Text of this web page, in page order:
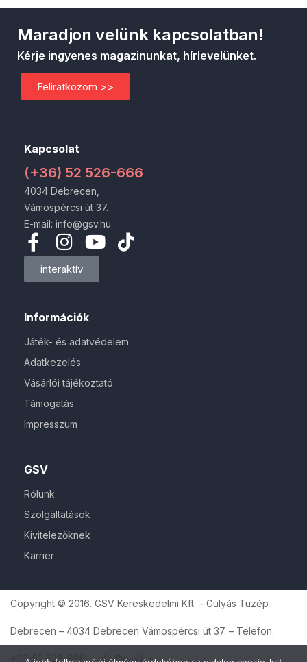
GSV
Rólunk
Szolgáltatások
Kivitelezőknek
Karrier
Információk
Játék- és adatvédelem
Adatkezelés
Vásárlói tájékoztató
Támogatás
Impresszum
Kapcsolat
(+36) 52 526-666
4034 Debrecen,
Vámospércsi út 37.
E-mail: info@gsv.hu
interaktív
Maradjon velünk kapcsolatban!
Kérje ingyenes magazinunkat, hírlevelünket.
Feliratkozom >>
Copyright © 2016. GSV Kereskedelmi Kft. – Gulyás Tüzép
Debrecen – 4034 Debrecen Vámospércsi út 37. – Telefon:
+36-52 526-666 – info@gsv.hu